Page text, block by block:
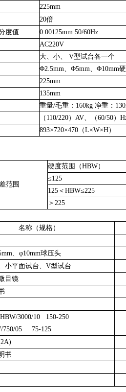
225mm
20倍
度值
0.00125mm 50/60Hz
AC220V
大、小、 V型试台各一个
Φ2.5mm、Φ5mm、Φ10mm
225mm
135mm
重量/毛重： 160kg 净重：
（110/220）AV、
（60/50）
893×720×470 （L×W×H）
范围
硬度范围（HBW）
≤125
125 ＜ HBW≤225
＞ 225
名称（规格）
、φ10mm球压头
小平面试台、V型试台
目镜
HBW/3000/10 150-250
750/05
75-125
2A)
书